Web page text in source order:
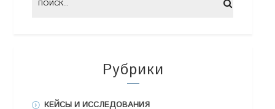
Рубрики
КЕЙСЫ И ИССЛЕДОВАНИЯ